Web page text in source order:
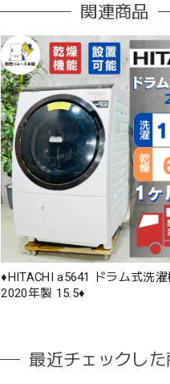
関連商品
♦️HITACHI a5641 ドラム式洗
2020年製 15.5♦️
最近チェックした